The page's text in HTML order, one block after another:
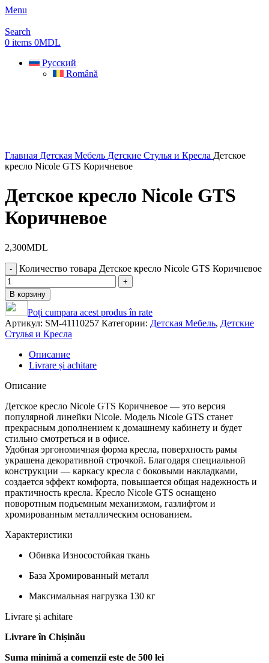
Menu
Search
0 items 0MDL
Русский
Română
Главная Детская Мебель Детские Стулья и Кресла Детское
кресло Nicole GTS Коричневое
Детское кресло Nicole GTS
Коричневое
2,300MDL
Количество товара Детское кресло Nicole GTS Коричневое
В корзину
Poți cumpara acest produs în rate
Артикул: SM-41110257 Категории: Детская Мебель, Детские
Стулья и Кресла
Описание
Livrare și achitare
Описание
Детское кресло Nicole GTS Коричневое — это версия
популярной линейки Nicole. Модель Nicole GTS станет
прекрасным дополнением к домашнему кабинету и будет
стильно смотреться и в офисе.
Удобная эргономичная форма кресла, поверхность рамы
украшена декоративной строчкой. Благодаря специальной
конструкции — каркасу кресла с боковыми накладками,
создается эффект комфорта, повышается общая надежность и
практичность кресла. Кресло Nicole GTS оснащено
поворотным подъемным механизмом, газлифтом и
хромированным металлическим основанием.
Характеристики
Обивка Износостойкая ткань
База Хромированный металл
Максимальная нагрузка 130 кг
Livrare și achitare
Livrareîn Chișinău
Suma minimă a comenzii este de 500 lei